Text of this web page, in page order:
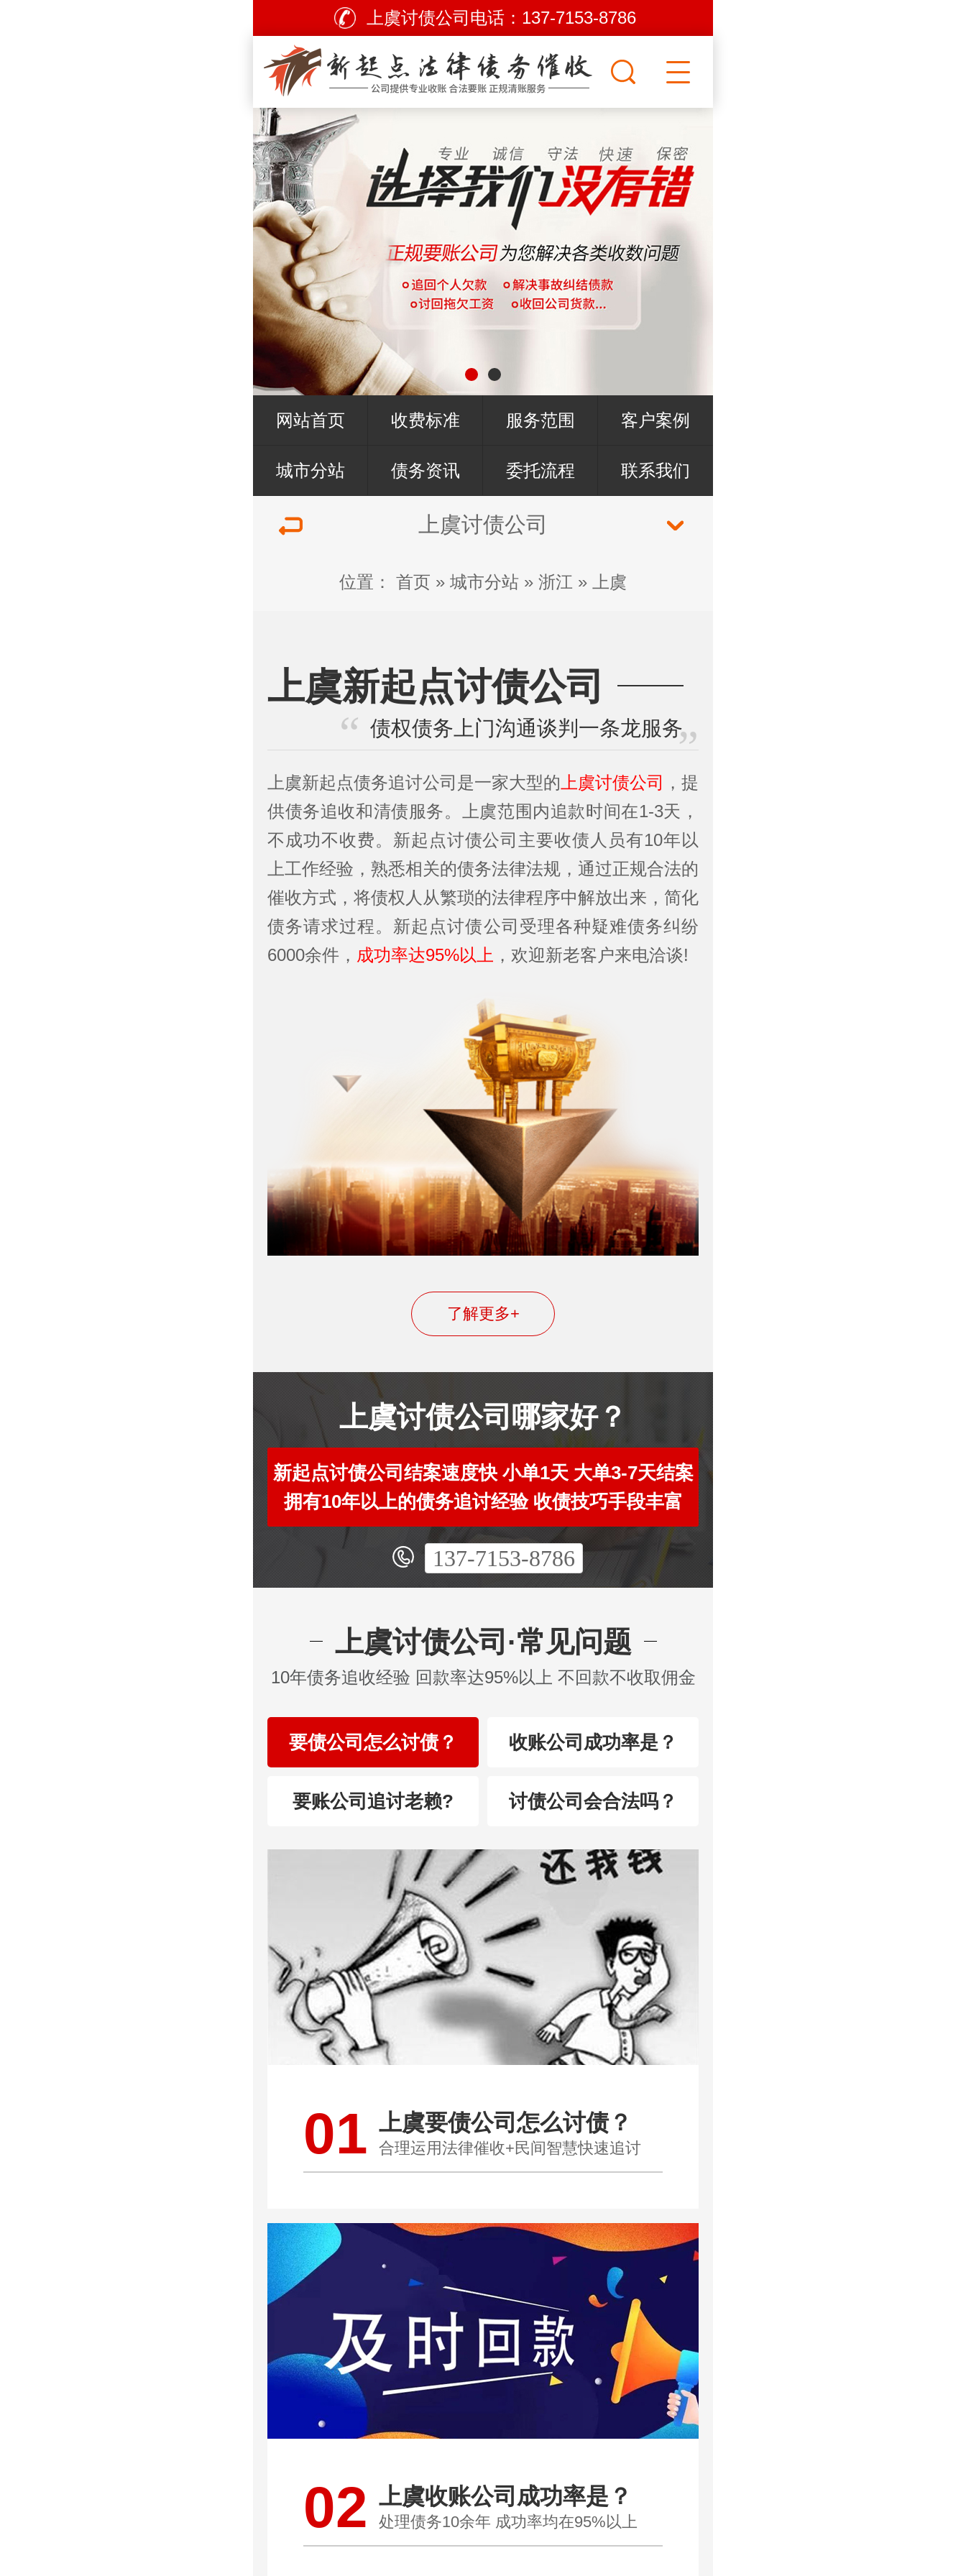
上虞讨债公司电话： 137-7153-8786
网站首页 收费标准 服务范围 客户案例
城市分站 债务资讯 委托流程 联系我们
上虞讨债公司
位置： 首页 » 城市分站 » 浙江 » 上虞
上虞新起点讨债公司
债权债务上门沟通谈判一条龙服务
上虞新起点债务追讨公司是一家大型的 上虞讨债公司 ，提
供债务追收和清债服务。上虞范围内追款时间在1-3天，
不成功不收费。新起点讨债公司主要收债人员有10年以
上工作经验，熟悉相关的债务法律法规，通过正规合法的
催收方式，将债权人从繁琐的法律程序中解放出来，简化
债务请求过程。新起点讨债公司受理各种疑难债务纠纷
6000余件， 成功率达95%以上 ，欢迎新老客户来电洽谈!
了解更多+
上虞讨债公司哪家好？
新起点讨债公司结案速度快 小单1天 大单3-7天结案
拥有10年以上的债务追讨经验 收债技巧手段丰富
137-7153-8786
上虞讨债公司·常见问题
10年债务追收经验 回款率达95%以上 不回款不收取佣金
要债公司怎么讨债？ 收账公司成功率是？
要账公司追讨老赖? 讨债公司会合法吗？
01 上虞要债公司怎么讨债？
合理运用法律催收+民间智慧快速追讨
02 上虞收账公司成功率是？
处理债务10余年 成功率均在95%以上